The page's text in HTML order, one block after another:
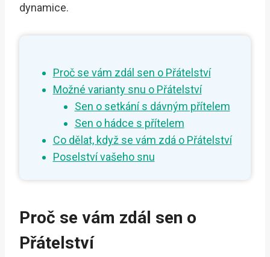
dynamice.
Proč se vám zdál sen o Přátelství
Možné varianty snu o Přátelství
Sen o setkání s dávným přítelem
Sen o hádce s přítelem
Co dělat, když se vám zdá o Přátelství
Poselství vašeho snu
Proč se vám zdál sen o
Přátelství